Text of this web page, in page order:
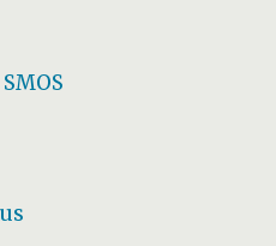
SMOS